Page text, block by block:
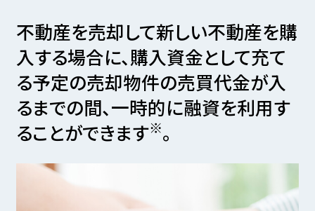
不動産を売却して新しい不動産を購
入する場合に、購入資金として充て
る予定の売却物件の売買代金が入
るまでの間、一時的に融資を利用す
ることができます※。